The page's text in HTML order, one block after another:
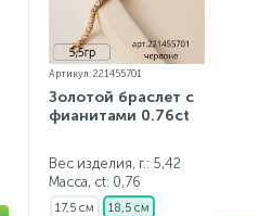
Артикул: 221455701
Золотой браслет с
фианитами 0.76ct
Вес изделия, г.: 5,42
Масса, ct: 0,76
17,5 см 18,5 см